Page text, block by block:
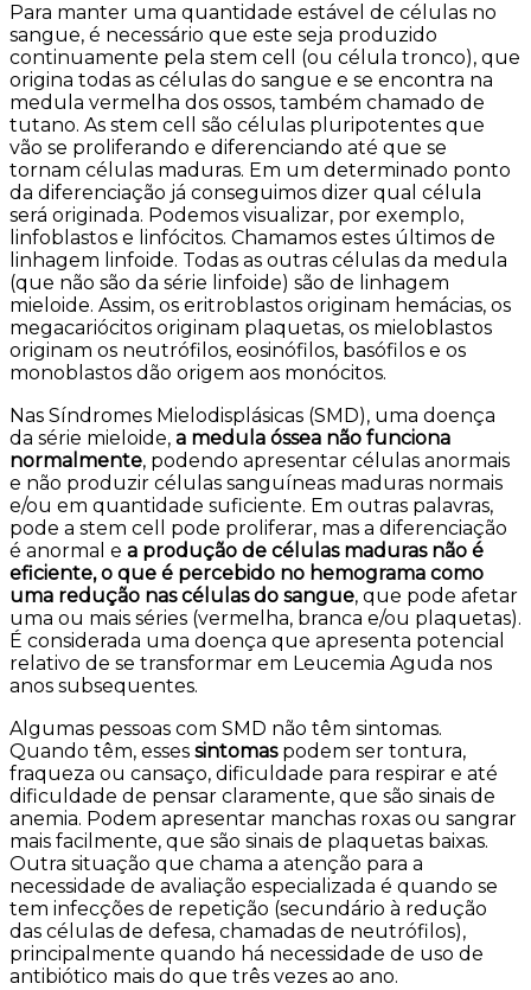
Para manter uma quantidade estável de células no
sangue, é necessário que este seja produzido
continuamente pela stem cell (ou célula tronco), que
origina todas as células do sangue e se encontra na
medula vermelha dos ossos, também chamado de
tutano. As stem cell são células pluripotentes que
vão se proliferando e diferenciando até que se
tornam células maduras. Em um determinado ponto
da diferenciação já conseguimos dizer qual célula
será originada. Podemos visualizar, por exemplo,
linfoblastos e linfócitos. Chamamos estes últimos de
linhagem linfoide. Todas as outras células da medula
(que não são da série linfoide) são de linhagem
mieloide. Assim, os eritroblastos originam hemácias, os
megacariócitos originam plaquetas, os mieloblastos
originam os neutrófilos, eosinófilos, basófilos e os
monoblastos dão origem aos monócitos.
Nas Síndromes Mielodisplásicas (SMD), uma doença
da série mieloide, a medula óssea não funciona
normalmente, podendo apresentar células anormais
e não produzir células sanguíneas maduras normais
e/ou em quantidade suficiente. Em outras palavras,
pode a stem cell pode proliferar, mas a diferenciação
é anormal e a produção de células maduras não é
eficiente, o que é percebido no hemograma como
uma redução nas células do sangue, que pode afetar
uma ou mais séries (vermelha, branca e/ou plaquetas).
É considerada uma doença que apresenta potencial
relativo de se transformar em Leucemia Aguda nos
anos subsequentes.
Algumas pessoas com SMD não têm sintomas.
Quando têm, esses sintomaspodem ser tontura,
fraqueza ou cansaço, dificuldade para respirar e até
dificuldade de pensar claramente, que são sinais de
anemia. Podem apresentar manchas roxas ou sangrar
mais facilmente, que são sinais de plaquetas baixas.
Outra situação que chama a atenção para a
necessidade de avaliação especializada é quando se
tem infecções de repetição (secundário à redução
das células de defesa, chamadas de neutrófilos),
principalmente quando há necessidade de uso de
antibiótico mais do que três vezes ao ano.